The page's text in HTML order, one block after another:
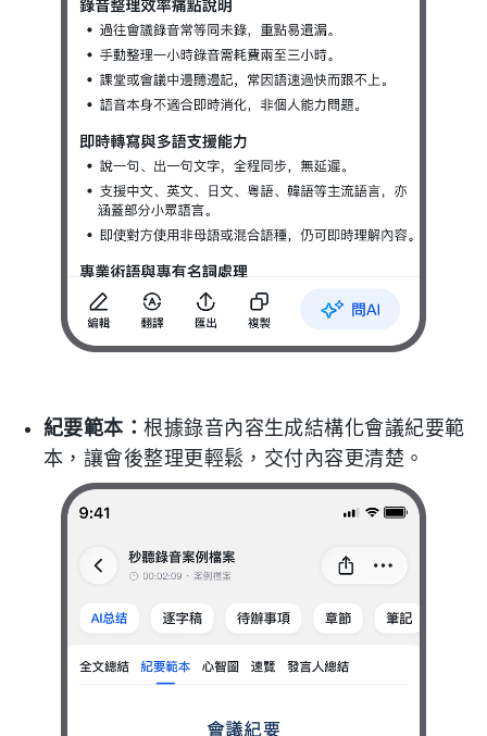
紀要範本：根據錄音內容生成結構化會議紀要範
本，讓會後整理更輕鬆，交付內容更清楚。